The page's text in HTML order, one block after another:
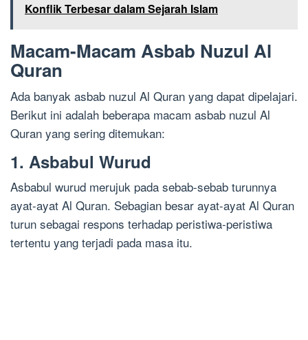
Konflik Terbesar dalam Sejarah Islam
Macam-Macam Asbab Nuzul Al
Quran
Ada banyak asbab nuzul Al Quran yang dapat dipelajari.
Berikut ini adalah beberapa macam asbab nuzul Al
Quran yang sering ditemukan:
1. Asbabul Wurud
Asbabul wurud merujuk pada sebab-sebab turunnya
ayat-ayat Al Quran. Sebagian besar ayat-ayat Al Quran
turun sebagai respons terhadap peristiwa-peristiwa
tertentu yang terjadi pada masa itu.